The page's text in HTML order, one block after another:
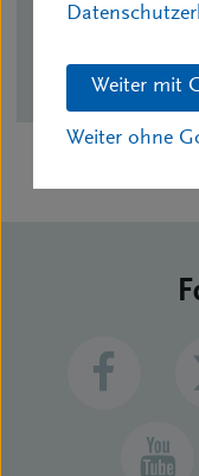
Weiter mit
Weiter ohne